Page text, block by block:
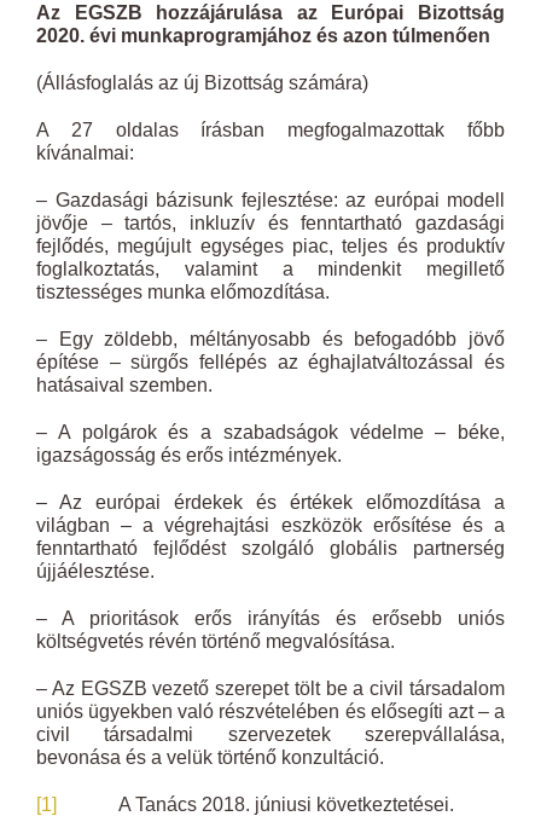
Az EGSZB hozzájárulása az Európai Bizottság
2020. évi munkaprogramjához és azon túlmenően
(Állásfoglalás az új Bizottság számára)
A 27 oldalas írásban megfogalmazottak főbb
kívánalmai:
– Gazdasági bázisunk fejlesztése: az európai modell
jövője – tartós, inkluzív és fenntartható gazdasági
fejlődés, megújult egységes piac, teljes és produktív
foglalkoztatás, valamint a mindenkit megillető
tisztességes munka előmozdítása.
– Egy zöldebb, méltányosabb és befogadóbb jövő
építése – sürgős fellépés az éghajlatváltozással és
hatásaival szemben.
– A polgárok és a szabadságok védelme – béke,
igazságosság és erős intézmények.
– Az európai érdekek és értékek előmozdítása a
világban – a végrehajtási eszközök erősítése és a
fenntartható fejlődést szolgáló globális partnerség
újjáélesztése.
– A prioritások erős irányítás és erősebb uniós
költségvetés révén történő megvalósítása.
– Az EGSZB vezető szerepet tölt be a civil társadalom
uniós ügyekben való részvételében és elősegíti azt – a
civil társadalmi szervezetek szerepvállalása,
bevonása és a velük történő konzultáció.
[1] A Tanács 2018. júniusi következtetései.